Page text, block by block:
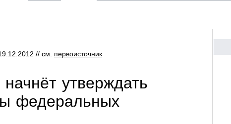
19.12.2012 // см. первоисточник
утверждать
федеральных